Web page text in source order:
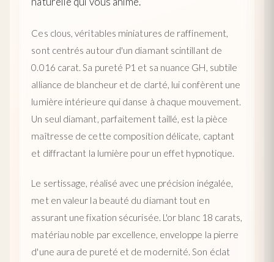
Ces clous, véritables miniatures de raffinement,
sont centrés autour d'un diamant scintillant de
0.016 carat. Sa pureté P1 et sa nuance GH, subtile
alliance de blancheur et de clarté, lui confèrent une
lumière intérieure qui danse à chaque mouvement.
Un seul diamant, parfaitement taillé, est la pièce
maîtresse de cette composition délicate, captant
et diffractant la lumière pour un effet hypnotique.
Le sertissage, réalisé avec une précision inégalée,
met en valeur la beauté du diamant tout en
assurant une fixation sécurisée. L'or blanc 18 carats,
matériau noble par excellence, enveloppe la pierre
d'une aura de pureté et de modernité. Son éclat